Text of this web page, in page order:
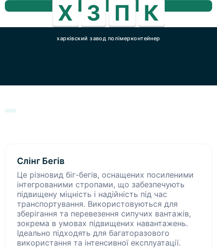
харківский завод полімерконтейнер
Слінг Бегів
Це різновид біг-бегів, оснащених посиленими
інтегрованими стропами, що забезпечують
підвищену міцність і надійність під час
транспортування. Використовуються для
зберігання та перевезення сипучих вантажів,
зокрема в умовах підвищених навантажень.
Ідеально підходять для багаторазового
використання та інтенсивної експлуатації.